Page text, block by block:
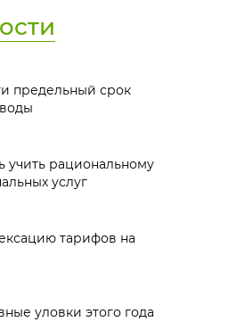
предельный срок
учить рациональному
услуг
тарифов на
уловки этого года